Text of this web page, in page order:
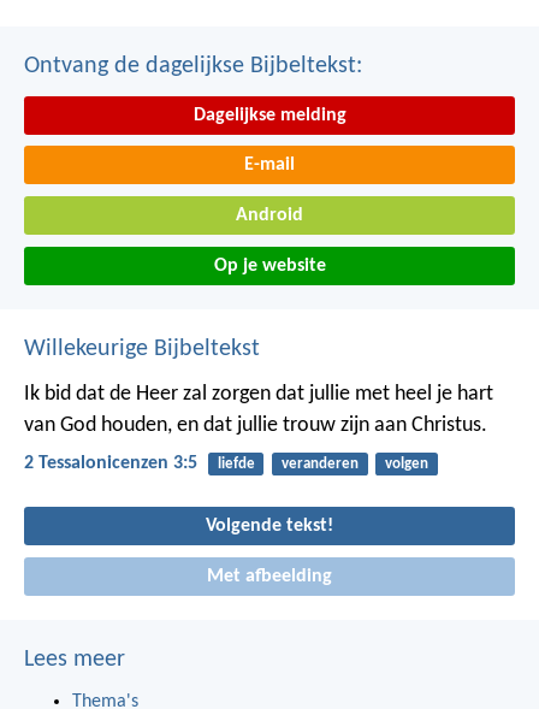
Ontvang de dagelijkse Bijbeltekst:
Dagelijkse melding
E-mail
Android
Op je website
Willekeurige Bijbeltekst
Ik bid dat de Heer zal zorgen dat jullie met heel je hart
van God houden, en dat jullie trouw zijn aan Christus.
2 Tessalonicenzen 3:5 liefde veranderen volgen
Volgende tekst!
Met afbeelding
Lees meer
Thema's